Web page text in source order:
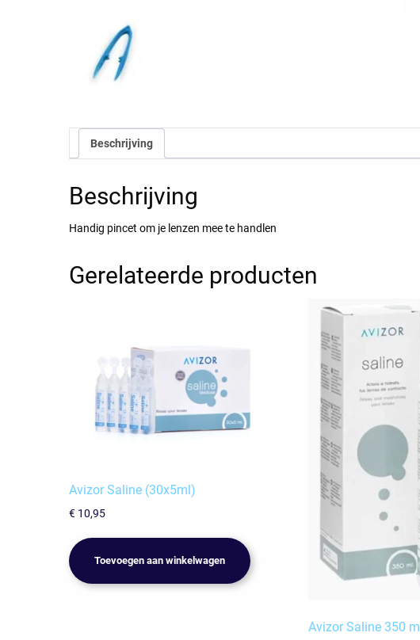
Beschrijving
Beschrijving
Handig pincet om je lenzen mee te handlen
Gerelateerde producten
Avizor Saline (30x5ml)
€ 10,95
Toevoegen aan winkelwagen
Avizor Saline 350 ml